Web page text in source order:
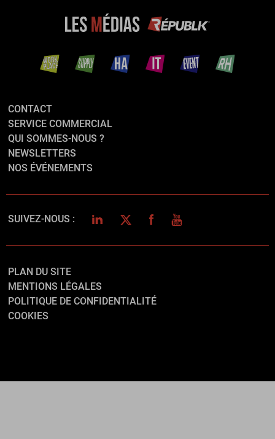
CONTACT
SERVICE COMMERCIAL
QUI SOMMES-NOUS ?
NEWSLETTERS
NOS ÉVÉNEMENTS
SUIVEZ-NOUS : LINKEDINTWITTERFACEBOOK
YOUTUBE
PLAN DU SITE
MENTIONS LÉGALES
POLITIQUE DE CONFIDENTIALITÉ
COOKIES